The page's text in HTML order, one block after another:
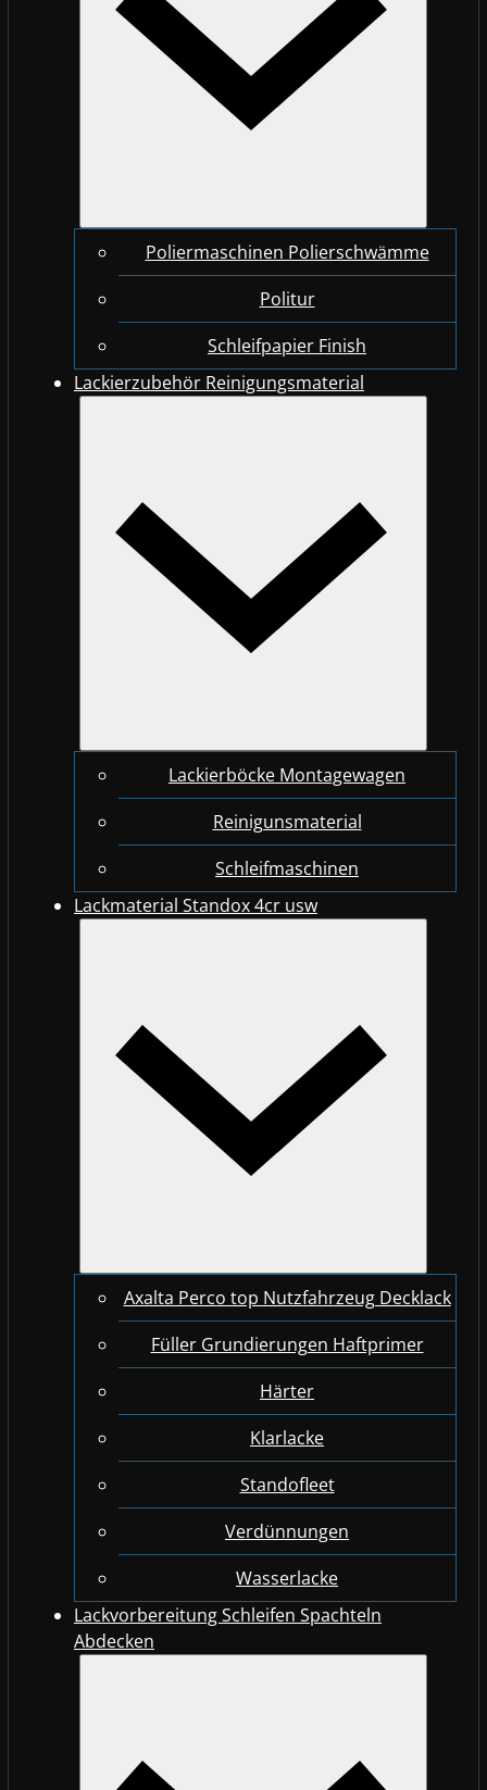
Poliermaschinen Polierschwämme
Politur
Schleifpapier Finish
Lackierzubehör Reinigungsmaterial
Lackierböcke Montagewagen
Reinigunsmaterial
Schleifmaschinen
Lackmaterial Standox 4cr usw
Axalta Perco top Nutzfahrzeug Decklack
Füller Grundierungen Haftprimer
Härter
Klarlacke
Standofleet
Verdünnungen
Wasserlacke
Lackvorbereitung Schleifen Spachteln
Abdecken